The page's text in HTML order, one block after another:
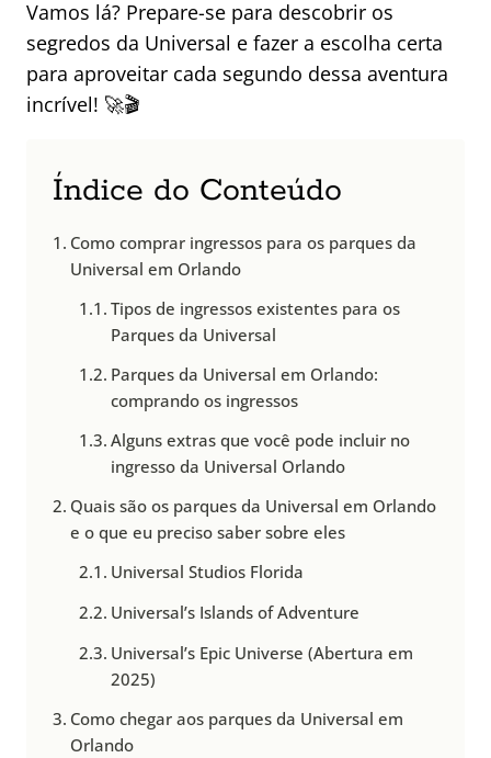
Vamos lá? Prepare-se para descobrir os
segredos da Universal e fazer a escolha certa
para aproveitar cada segundo dessa aventura
incrível! 🚀🎬
Índice do Conteúdo
Como comprar ingressos para os parques da
Universal em Orlando
Tipos de ingressos existentes para os
Parques da Universal
Parques da Universal em Orlando:
comprando os ingressos
Alguns extras que você pode incluir no
ingresso da Universal Orlando
Quais são os parques da Universal em Orlando
e o que eu preciso saber sobre eles
Universal Studios Florida
Universal’s Islands of Adventure
Universal’s Epic Universe (Abertura em
2025)
Como chegar aos parques da Universal em
Orlando